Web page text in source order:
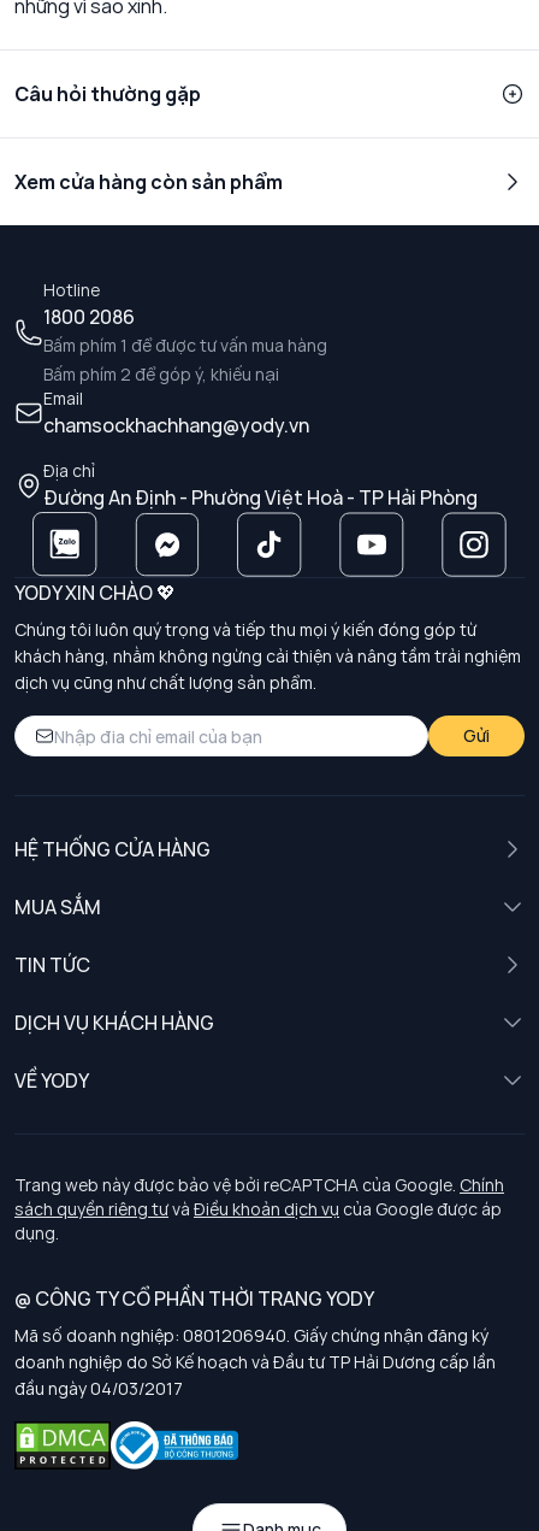
những vì sao xinh.
Câu hỏi thường gặp
Xem cửa hàng còn sản phẩm
Hotline
1800 2086
Bấm phím 1 để được tư vấn mua hàng
Bấm phím 2 để góp ý, khiếu nại
Email
chamsockhachhang@yody.vn
Địa chỉ
Đường An Định - Phường Việt Hoà - TP Hải Phòng
YODY XIN CHÀO 💖
Chúng tôi luôn quý trọng và tiếp thu mọi ý kiến đóng góp từ
khách hàng, nhằm không ngừng cải thiện và nâng tầm trải nghiệm
dịch vụ cũng như chất lượng sản phẩm.
Gửi
HỆ THỐNG CỬA HÀNG
MUA SẮM
TIN TỨC
DỊCH VỤ KHÁCH HÀNG
Chính sách khách hàng thân thiết
Chính sách bảo vệ dữ liệu cá nhân
Chính sách thanh toán, giao nhận
Chính sách chất lượng và an toàn sức khoẻ nghề nghiệp
Chính sách đơn đồng phục
Hướng dẫn chọn kích thước
VỀ YODY
Tuyển dụng
Trang web này được bảo vệ bởi reCAPTCHA của Google. Chính
sách quyền riêng tưvà Điều khoản dịch vụ của Google được áp
dụng.
@ CÔNG TY CỔ PHẦN THỜI TRANG YODY
Mã số doanh nghiệp: 0801206940. Giấy chứng nhận đăng ký
doanh nghiệp do Sở Kế hoạch và Đầu tư TP Hải Dương cấp lần
đầu ngày 04/03/2017